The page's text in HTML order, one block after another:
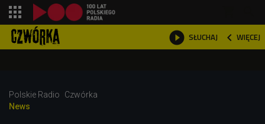
 SŁUCHAJ  WIĘCEJ

Polskie Radio
Czwórka
News